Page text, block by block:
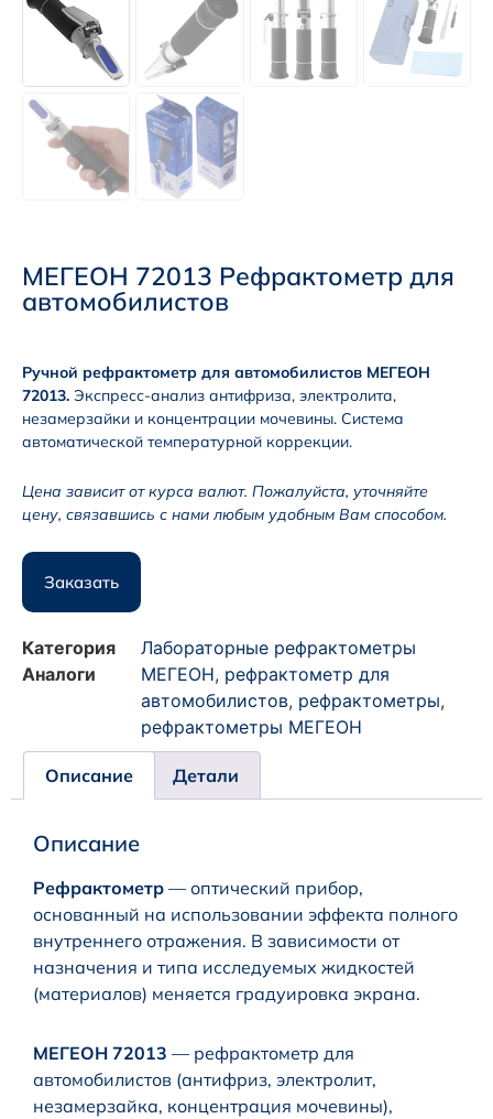
МЕГЕОН 72013 Рефрактометр для
автомобилистов
Ручной рефрактометр для автомобилистов МЕГЕОН
72013. Экспресс-анализ антифриза, электролита,
незамерзайки и концентрации мочевины. Система
автоматической температурной коррекции.
Цена зависит от курса валют. Пожалуйста, уточняйте
цену, связавшись с нами любым удобным Вам способом.
Заказать
Категория
Лабораторные рефрактометры
Аналоги
МЕГЕОН, рефрактометр для
автомобилистов, рефрактометры,
рефрактометры МЕГЕОН
Описание Детали
Описание
Рефрактометр — оптический прибор,
основанный на использовании эффекта полного
внутреннего отражения. В зависимости от
назначения и типа исследуемых жидкостей
(материалов) меняется градуировка экрана.
МЕГЕОН 72013 — рефрактометр для
автомобилистов (антифриз, электролит,
незамерзайка, концентрация мочевины),